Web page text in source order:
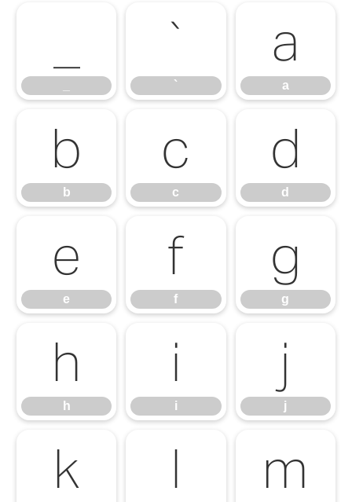
`
`
a
a
b
b
c
c
d
d
e
e
f
f
g
g
h
h
i
i
j
j
k l m